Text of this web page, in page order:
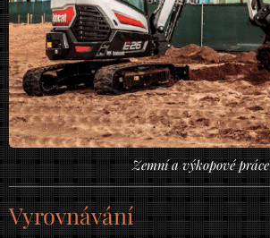
Zemní a výkopové práce
Vyrovnávání